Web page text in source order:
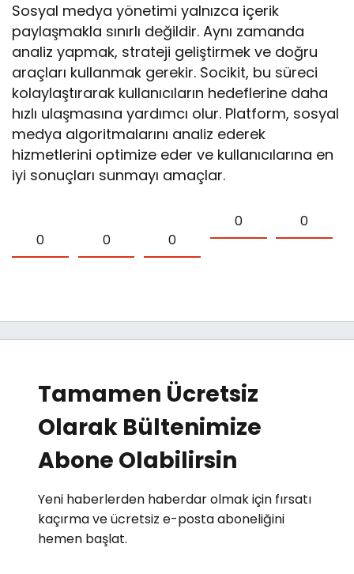
Sosyal medya yönetimi yalnızca içerik
paylaşmakla sınırlı değildir. Aynı zamanda
analiz yapmak, strateji geliştirmek ve doğru
araçları kullanmak gerekir. Socikit, bu süreci
kolaylaştırarak kullanıcıların hedeflerine daha
hızlı ulaşmasına yardımcı olur. Platform, sosyal
medya algoritmalarını analiz ederek
hizmetlerini optimize eder ve kullanıcılarına en
iyi sonuçları sunmayı amaçlar.
0 0 0
0 0
Tamamen Ücretsiz
Olarak Bültenimize
Abone Olabilirsin
Yeni haberlerden haberdar olmak için fırsatı
kaçırma ve ücretsiz e-posta aboneliğini
hemen başlat.